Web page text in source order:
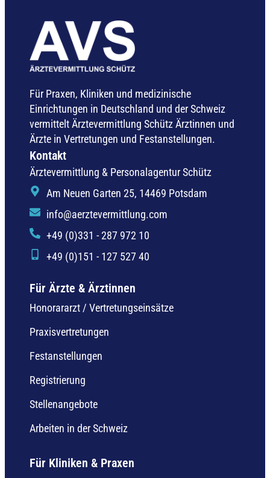
Für Praxen, Kliniken und medizinische
Einrichtungen in Deutschland und der Schweiz
vermittelt Ärztevermittlung Schütz Ärztinnen und
Ärzte in Vertretungen und Festanstellungen.
Für Ärzte & Ärztinnen
Honorararzt / Vertretungseinsätze
Praxisvertretungen
Festanstellungen
Registrierung
Stellenangebote
Arbeiten in der Schweiz
Für Kliniken & Praxen
Kontakt
Ärztevermittlung & Personalagentur Schütz
Am Neuen Garten 25, 14469 Potsdam
info@aerztevermittlung.com
+49 (0)331 - 287 972 10
+49 (0)151 - 127 527 40